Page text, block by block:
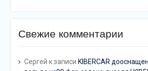
Свежие комментарии
Сергей к записи KIBERCAR